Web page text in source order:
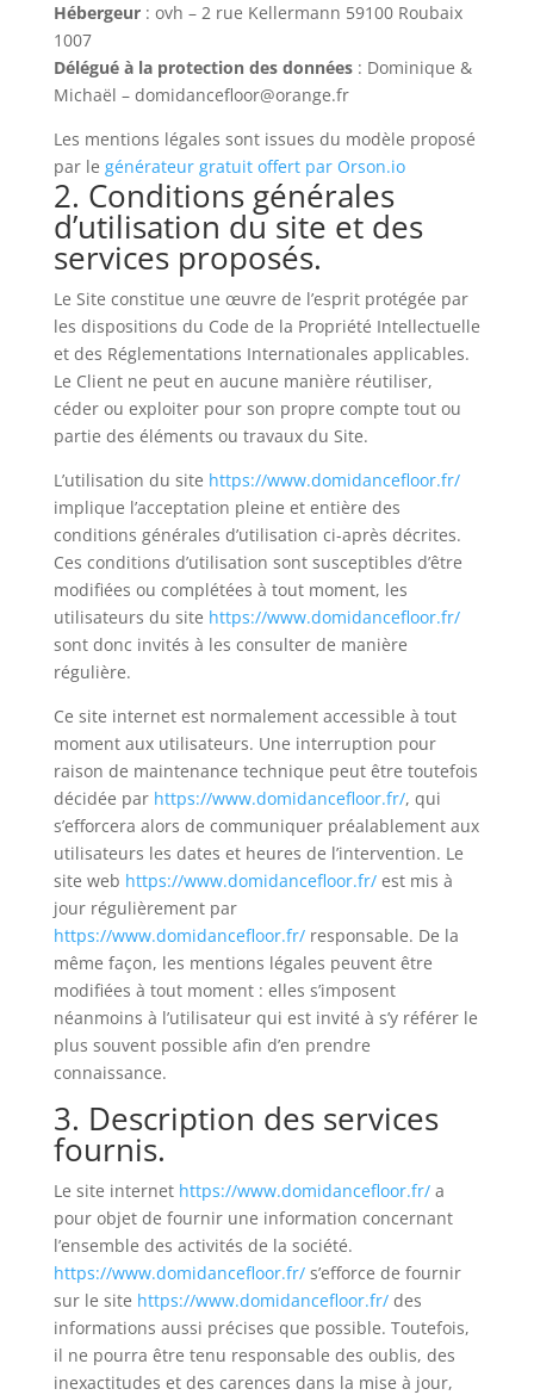
Hébergeur: ovh – 2 rue Kellermann 59100 Roubaix
1007
Délégué à la protection des données: Dominique &
Michaël – domidancefloor@orange.fr
Les mentions légales sont issues du modèle proposé
par le générateur gratuit offert par Orson.io
2. Conditions générales
d’utilisation du site et des
services proposés.
Le Site constitue une œuvre de l’esprit protégée par
les dispositions du Code de la Propriété Intellectuelle
et des Réglementations Internationales applicables.
Le Client ne peut en aucune manière réutiliser,
céder ou exploiter pour son propre compte tout ou
partie des éléments ou travaux du Site.
L’utilisation du site https://www.domidancefloor.fr/
implique l’acceptation pleine et entière des
conditions générales d’utilisation ci-après décrites.
Ces conditions d’utilisation sont susceptibles d’être
modifiées ou complétées à tout moment, les
utilisateurs du site https://www.domidancefloor.fr/
sont donc invités à les consulter de manière
régulière.
Ce site internet est normalement accessible à tout
moment aux utilisateurs. Une interruption pour
raison de maintenance technique peut être toutefois
décidée par https://www.domidancefloor.fr/, qui
s’efforcera alors de communiquer préalablement aux
utilisateurs les dates et heures de l’intervention. Le
site web https://www.domidancefloor.fr/est mis à
jour régulièrement par
https://www.domidancefloor.fr/responsable. De la
même façon, les mentions légales peuvent être
modifiées à tout moment : elles s’imposent
néanmoins à l’utilisateur qui est invité à s’y référer le
plus souvent possible afin d’en prendre
connaissance.
3. Description des services
fournis.
Le site internet https://www.domidancefloor.fr/a
pour objet de fournir une information concernant
l’ensemble des activités de la société.
https://www.domidancefloor.fr/s’efforce de fournir
sur le site https://www.domidancefloor.fr/des
informations aussi précises que possible. Toutefois,
il ne pourra être tenu responsable des oublis, des
inexactitudes et des carences dans la mise à jour,